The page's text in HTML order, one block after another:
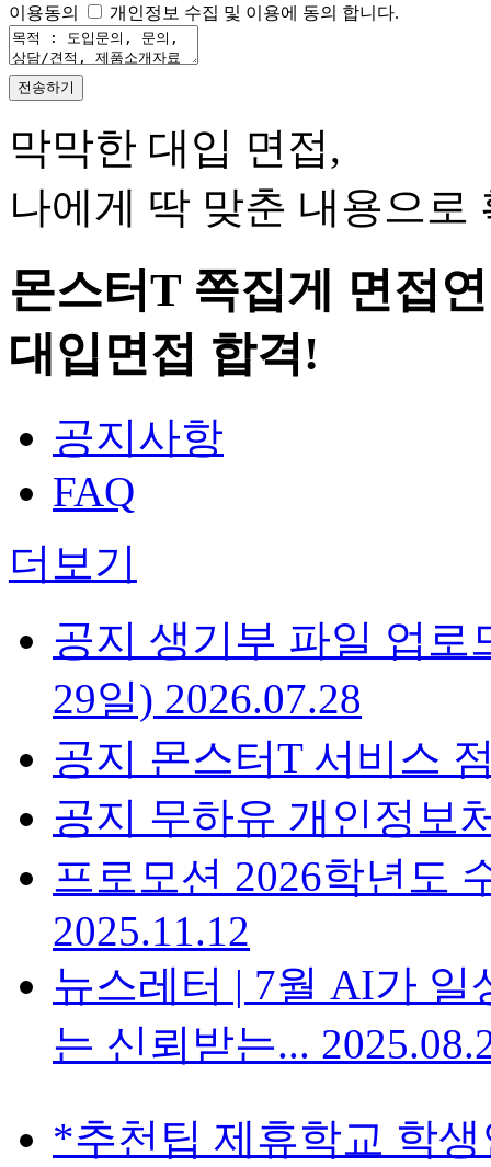
이용동의 개인정보 수집 및 이용에 동의 합니다.
막막한 대입 면접,
나에게 딱 맞춘 내용으
몬스터T 쪽집게 면접
대입면접 합격!
공지사항
FAQ
더보기
공지 생기부 파일 업로
29일) 2026.07.28
공지 몬스터T 서비스
공지 무하유 개인정보
프로모션 2026학년도
2025.11.12
뉴스레터 | 7월 AI가 일
는 신뢰받는...
*추천팁 제휴학교 학